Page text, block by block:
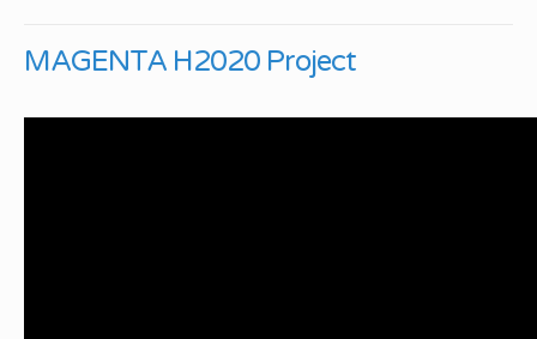
MAGENTA H2020 Project